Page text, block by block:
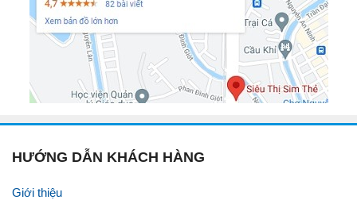
HƯỚNG DẪN KHÁCH HÀNG
Giới thiệu